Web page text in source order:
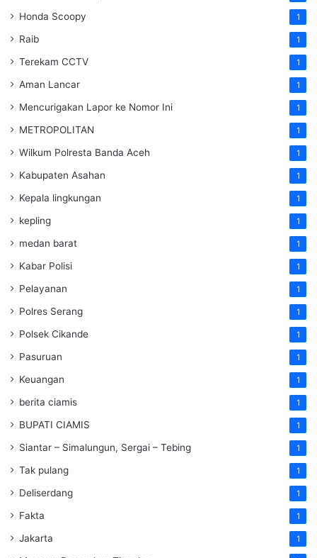
Honda Scoopy 1
Raib 1
Terekam CCTV 1
Aman Lancar 1
Mencurigakan Lapor ke Nomor Ini 1
METROPOLITAN 1
Wilkum Polresta Banda Aceh 1
Kabupaten Asahan 1
Kepala lingkungan 1
kepling 1
medan barat 1
Kabar Polisi 1
Pelayanan 1
Polres Serang 1
Polsek Cikande 1
Pasuruan 1
Keuangan 1
berita ciamis 1
BUPATI CIAMIS 1
Siantar – Simalungun, Sergai – Tebing 1
Tak pulang 1
Deliserdang 1
Fakta 1
Jakarta 1